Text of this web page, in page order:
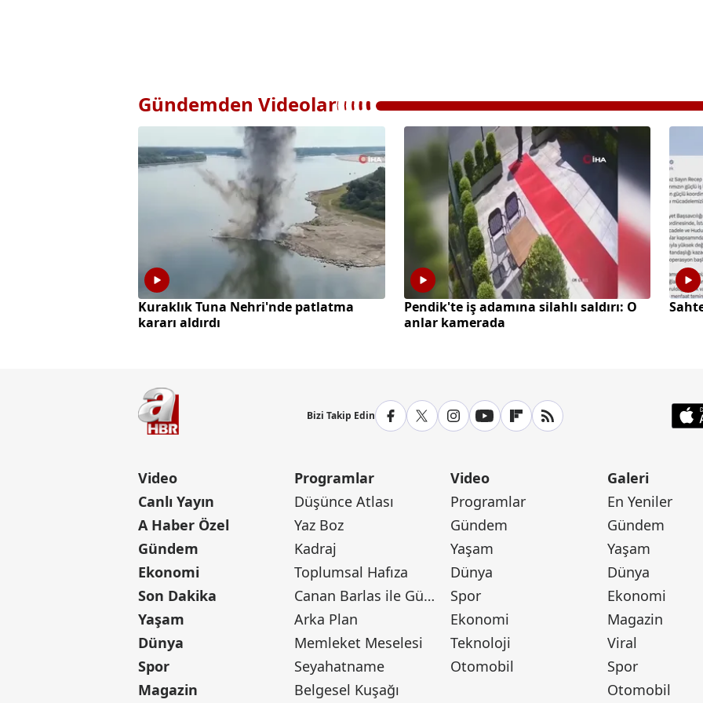
Gündemden Videolar
Kuraklık Tuna Nehri'nde patlatma
kararı aldırdı
Pendik'te iş adamına silahlı saldırı: O
anlar kamerada
Bizi Takip Edin
Video
Canlı Yayın
A Haber Özel
Gündem
Ekonomi
Son Dakika
Yaşam
Dünya
Spor
Magazin
Programlar
Düşünce Atlası
Yaz Boz
Kadraj
Toplumsal Hafıza
Canan Barlas ile Gündem
Arka Plan
Memleket Meselesi
Seyahatname
Belgesel Kuşağı
Video
Programlar
Gündem
Yaşam
Dünya
Spor
Ekonomi
Teknoloji
Otomobil
Galeri
En Yeniler
Gündem
Yaşam
Dünya
Ekonomi
Magazin
Viral
Spor
Otomobil